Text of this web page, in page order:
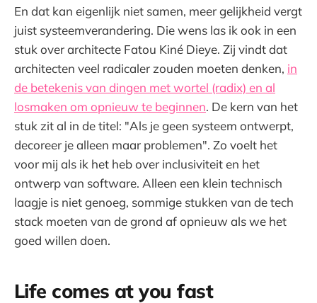
En dat kan eigenlijk niet samen, meer gelijkheid vergt
juist systeemverandering. Die wens las ik ook in een
stuk over architecte Fatou Kiné Dieye. Zij vindt dat
architecten veel radicaler zouden moeten denken, in
de betekenis van dingen met wortel (radix) en al
losmaken om opnieuw te beginnen. De kern van het
stuk zit al in de titel: "Als je geen systeem ontwerpt,
decoreer je alleen maar problemen". Zo voelt het
voor mij als ik het heb over inclusiviteit en het
ontwerp van software. Alleen een klein technisch
laagje is niet genoeg, sommige stukken van de tech
stack moeten van de grond af opnieuw als we het
goed willen doen.
Life comes at you fast